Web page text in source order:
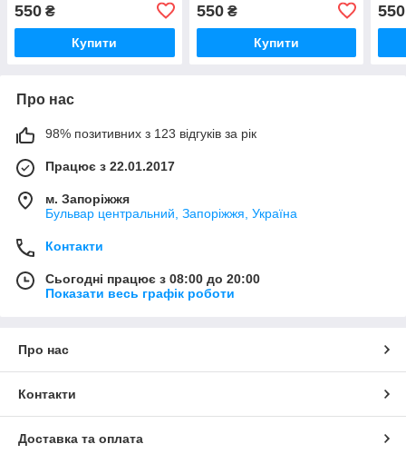
дітям
550 ₴
Купити
дітям
550₴
Купити
550
Про нас
98% позитивних з 123 відгуків за рік
Працює з 22.01.2017
м. Запоріжжя
Бульвар центральний, Запоріжжя, Україна
Контакти
Сьогодні працює з 08:00 до 20:00
Показати весь графік роботи
Про нас
Контакти
Доставка та оплата